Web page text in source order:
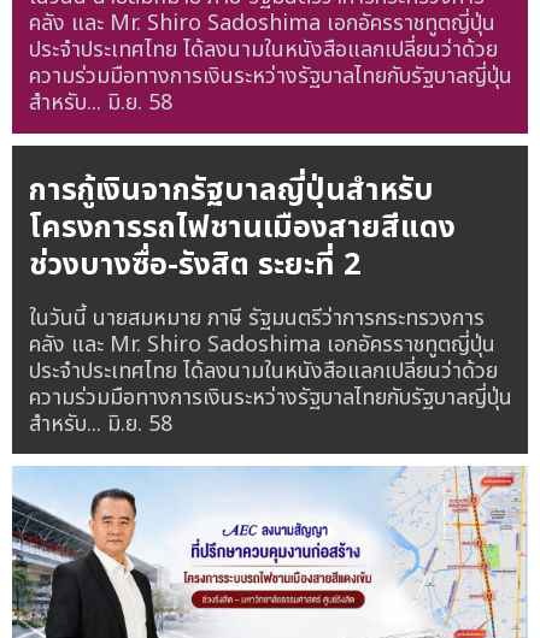
คลัง และ Mr. Shiro Sadoshima เอกอัครราชทูตญี่ปุ่น
ประจำประเทศไทย ได้ลงนามในหนังสือแลกเปลี่ยนว่าด้วย
ความร่วมมือทางการเงินระหว่างรัฐบาลไทยกับรัฐบาลญี่ปุ่น
สำหรับ... มิ.ย. 58
การกู้เงินจากรัฐบาลญี่ปุ่นสำหรับ
โครงการรถไฟชานเมืองสายสีแดง
ช่วงบางซื่อ-รังสิต ระยะที่ 2
ในวันนี้ นายสมหมาย ภาษี รัฐมนตรีว่าการกระทรวงการ
คลัง และ Mr. Shiro Sadoshima เอกอัครราชทูตญี่ปุ่น
ประจำประเทศไทย ได้ลงนามในหนังสือแลกเปลี่ยนว่าด้วย
ความร่วมมือทางการเงินระหว่างรัฐบาลไทยกับรัฐบาลญี่ปุ่น
สำหรับ... มิ.ย. 58